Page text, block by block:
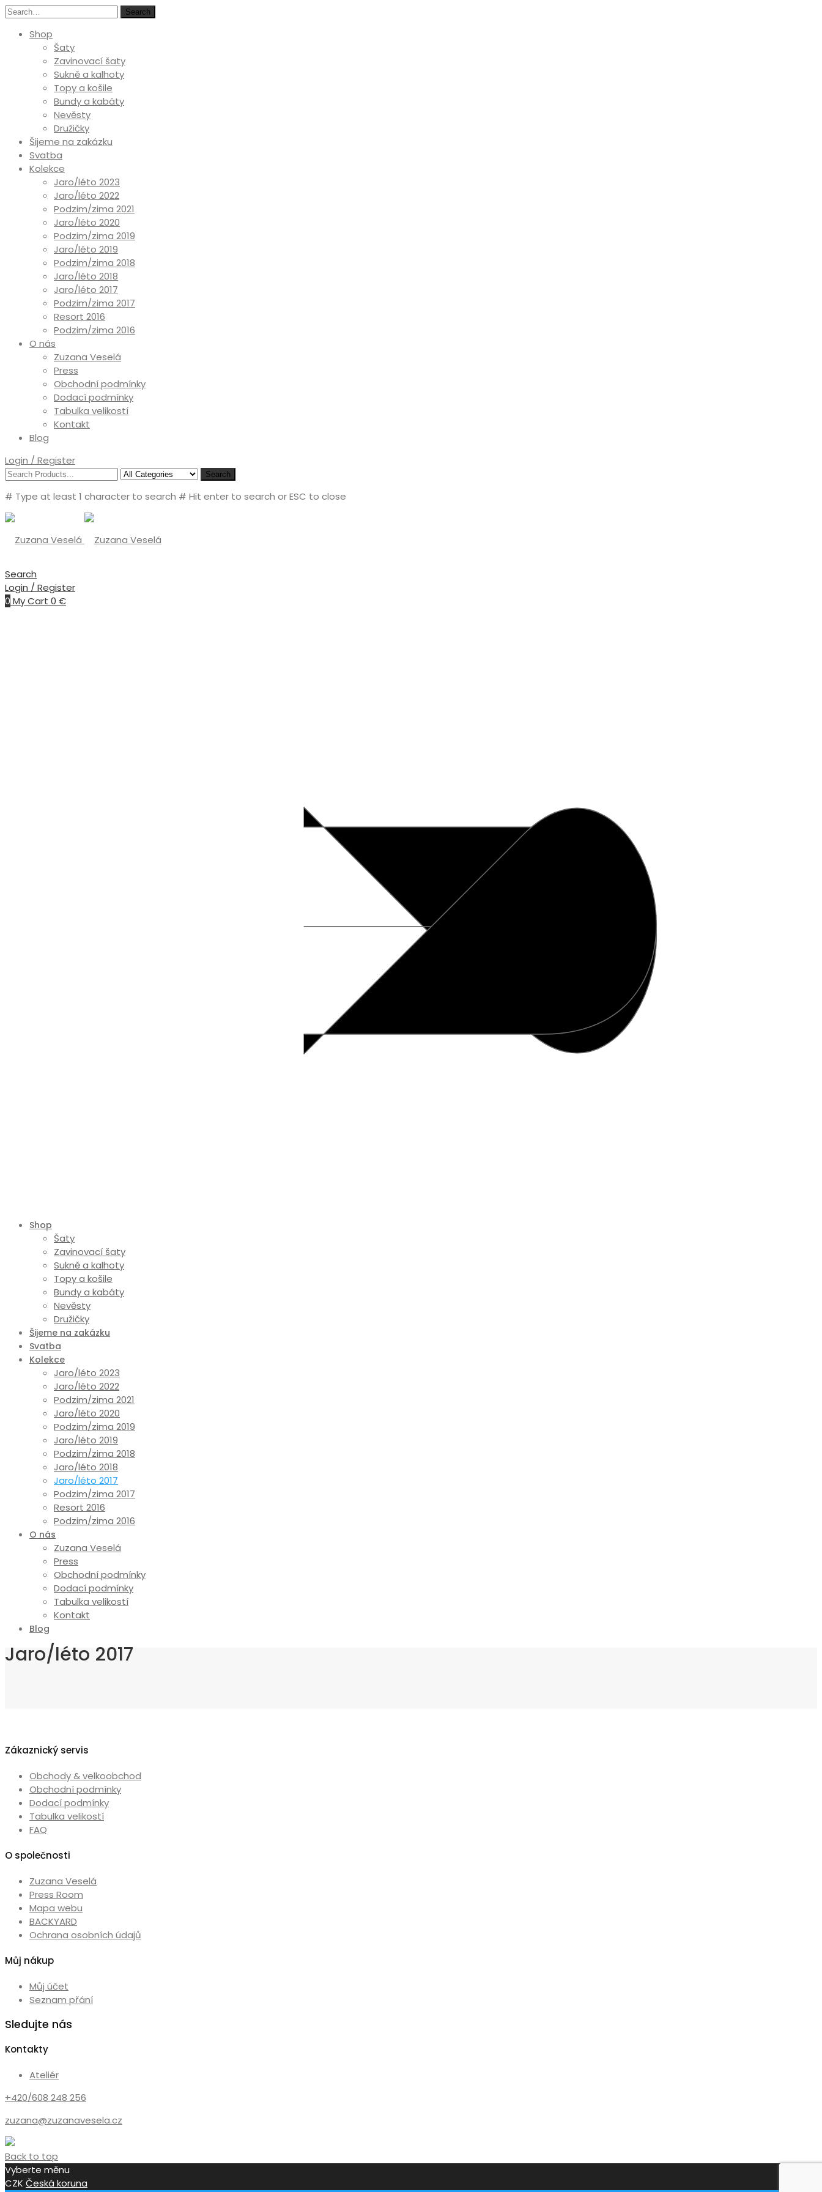
Search
Shop
Šaty
Zavinovací šaty
Sukně a kalhoty
Topy a košile
Bundy a kabáty
Nevěsty
Družičky
Šijeme na zakázku
Svatba
Kolekce
Jaro/léto 2023
Jaro/léto 2022
Podzim/zima 2021
Jaro/léto 2020
Podzim/zima 2019
Jaro/léto 2019
Podzim/zima 2018
Jaro/léto 2018
Jaro/léto 2017
Podzim/zima 2017
Resort 2016
Podzim/zima 2016
O nás
Zuzana Veselá
Press
Obchodní podmínky
Dodací podmínky
Tabulka velikostí
Kontakt
Blog
Login / Register
Search
# Type at least 1 character to search # Hit enter to search or ESC to close
Search
Login / Register
0 My Cart 0 €
Shop
Šaty
Zavinovací šaty
Sukně a kalhoty
Topy a košile
Bundy a kabáty
Nevěsty
Družičky
Šijeme na zakázku
Svatba
Kolekce
Jaro/léto 2023
Jaro/léto 2022
Podzim/zima 2021
Jaro/léto 2020
Podzim/zima 2019
Jaro/léto 2019
Podzim/zima 2018
Jaro/léto 2018
Jaro/léto 2017
Podzim/zima 2017
Resort 2016
Podzim/zima 2016
O nás
Zuzana Veselá
Press
Obchodní podmínky
Dodací podmínky
Tabulka velikostí
Kontakt
Blog
Jaro/léto 2017
Zákaznický servis
Obchody & velkoobchod
Obchodní podmínky
Dodací podmínky
Tabulka velikostí
FAQ
O společnosti
Zuzana Veselá
Press Room
Mapa webu
BACKYARD
Ochrana osobních údajů
Můj nákup
Můj účet
Seznam přání
Sledujte nás
Kontakty
Ateliér
+420/608 248 256
zuzana@zuzanavesela.cz
Back to top
Vyberte měnu
CZK Česká koruna